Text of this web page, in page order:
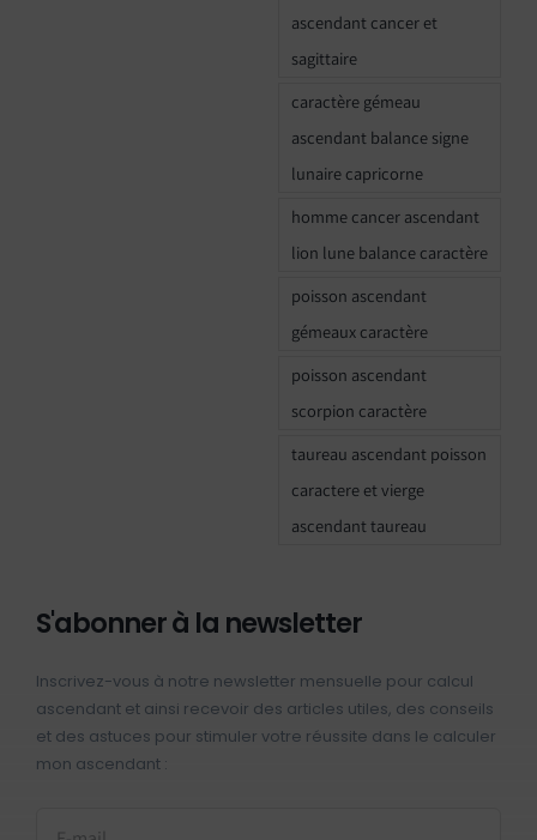
ascendant cancer et
sagittaire
caractère gémeau
ascendant balance signe
lunaire capricorne
homme cancer ascendant
lion lune balance caractère
poisson ascendant
gémeaux caractère
poisson ascendant
scorpion caractère
taureau ascendant poisson
caractere et vierge
ascendant taureau
S'abonner à la newsletter
Inscrivez-vous à notre newsletter mensuelle pour calcul
ascendant et ainsi recevoir des articles utiles, des conseils
et des astuces pour stimuler votre réussite dans le calculer
mon ascendant :